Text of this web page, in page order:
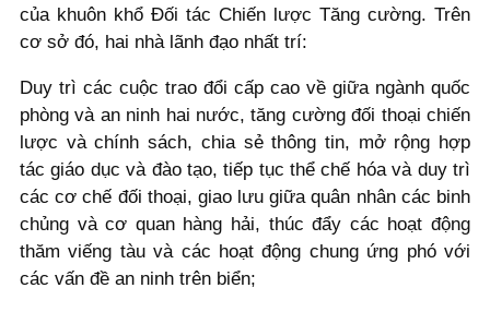
của khuôn khổ Đối tác Chiến lược Tăng cường. Trên
cơ sở đó, hai nhà lãnh đạo nhất trí:
Duy trì các cuộc trao đổi cấp cao về giữa ngành quốc
phòng và an ninh hai nước, tăng cường đối thoại chiến
lược và chính sách, chia sẻ thông tin, mở rộng hợp
tác giáo dục và đào tạo, tiếp tục thể chế hóa và duy trì
các cơ chế đối thoại, giao lưu giữa quân nhân các binh
chủng và cơ quan hàng hải, thúc đẩy các hoạt động
thăm viếng tàu và các hoạt động chung ứng phó với
các vấn đề an ninh trên biển;